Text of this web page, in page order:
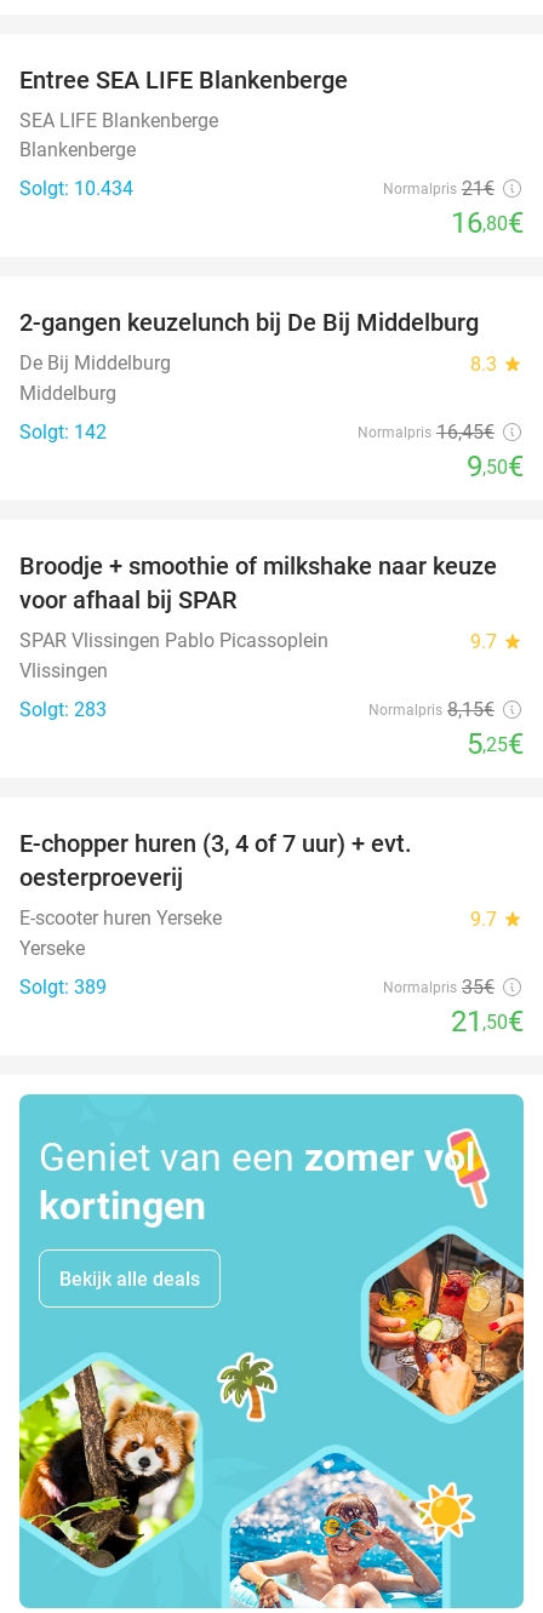
Entree SEA LIFE Blankenberge
SEA LIFE Blankenberge
Blankenberge
Solgt: 10.434
Normalpris 21€
16,80€
42%
2-gangen keuzelunch bij De Bij Middelburg
De Bij Middelburg 8.3 star
Middelburg
Solgt: 142
Normalpris 16,45€
9,50€
36%
Broodje + smoothie of milkshake naar keuze
voor afhaal bij SPAR
SPAR Vlissingen Pablo Picassoplein 9.7 star
Vlissingen
Solgt: 283
Normalpris 8,15€
5,25€
E-chopper huren (3, 4 of 7 uur) + evt.
oesterproeverij
E-scooter huren Yerseke 9.7 star
Yerseke
Solgt: 389
Normalpris 35€
21 ,50€
Geniet van een zomer vol
kortingen
Bekijk alle deals